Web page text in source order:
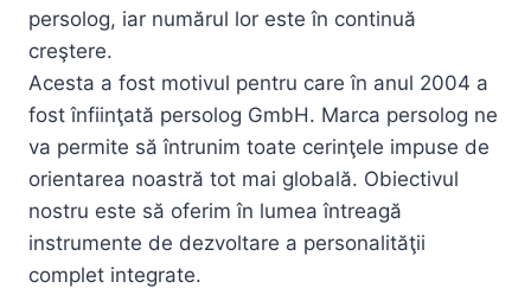
persolog, iar numărul lor este în continuă
creştere.
Acesta a fost motivul pentru care în anul 2004 a
fost înfiinţată persolog GmbH. Marca persolog ne
va permite să întrunim toate cerinţele impuse de
orientarea noastră tot mai globală. Obiectivul
nostru este să oferim în lumea întreagă
instrumente de dezvoltare a personalităţii
complet integrate.